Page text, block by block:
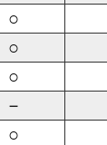
○
○
○
－
○